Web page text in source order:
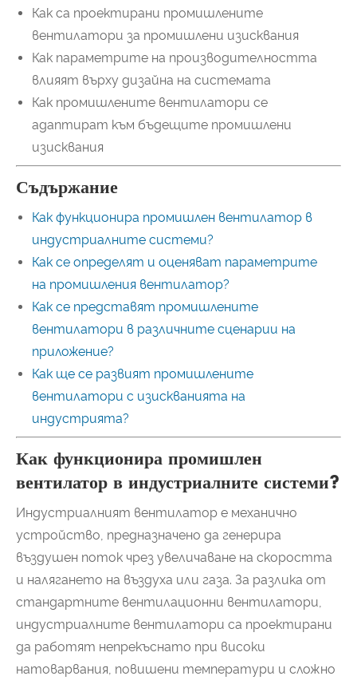
Как са проектирани промишлените
вентилатори за промишлени изисквания
Как параметрите на производителността
влияят върху дизайна на системата
Как промишлените вентилатори се
адаптират към бъдещите промишлени
изисквания
Съдържание
Как функционира промишлен вентилатор в
индустриалните системи?
Как се определят и оценяват параметрите
на промишления вентилатор?
Как се представят промишлените
вентилатори в различните сценарии на
приложение?
Как ще се развият промишлените
вентилатори с изискванията на
индустрията?
Как функционира промишлен
вентилатор в индустриалните системи?
Индустриалният вентилатор е механично
устройство, предназначено да генерира
въздушен поток чрез увеличаване на скоростта
и налягането на въздуха или газа. За разлика от
стандартните вентилационни вентилатори,
индустриалните вентилатори са проектирани
да работят непрекъснато при високи
натоварвания, повишени температури и сложно